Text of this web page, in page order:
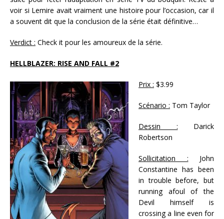
voir si Lemire avait vraiment une histoire pour l’occasion, car il
a souvent dit que la conclusion de la série était définitive…
Verdict : Check it pour les amoureux de la série.
HELLBLAZER: RISE AND FALL #2
Prix : $3.99
Scénario : Tom Taylor
Dessin : Darick
Robertson
Sollicitation : John
Constantine has been
in trouble before, but
running afoul of the
Devil himself is
crossing a line even for